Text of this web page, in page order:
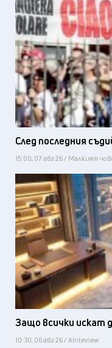
След последния
15:00, 07 авг 26 / Малкият
Защо всички искат
10:30, 06 авг 26 / AInteview